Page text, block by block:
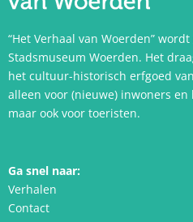
“Het Verhaal van Woerden”
Stadsmuseum Woerden. Het
het cultuur-historisch erfgoed
alleen voor (nieuwe) inwoners
maar ook voor toeristen.
Ga snel naar:
Verhalen
Contact